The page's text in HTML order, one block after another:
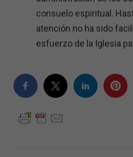
consuelo espiritual.
atención no ha sido
esfuerzo de la Iglesia